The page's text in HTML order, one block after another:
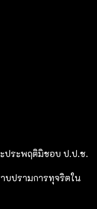
ะประพฤติมิชอบ ป.ป.ช.
บปรามการทุจริตใน